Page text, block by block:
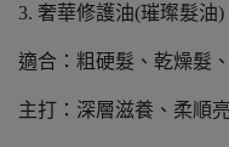
3. 奢華修護油(璀璨髮油)
適合：粗硬髮、乾燥髮
主打：深層滋養、柔順